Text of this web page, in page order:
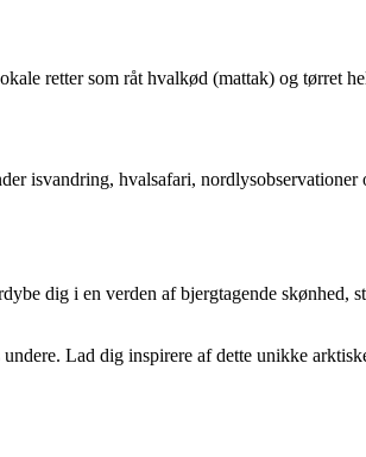
retter som råt hvalkød (mattak) og tørret
isvandring, hvalsafari,
dig i en verden af bjergtagende skønhed,
Lad dig inspirere af dette unikke